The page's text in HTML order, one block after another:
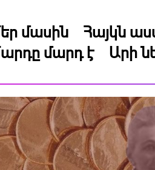
մասին Հայկն
մարդ է
Արի